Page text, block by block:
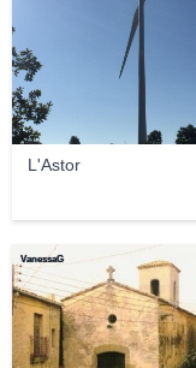
L'Astor
VanessaG